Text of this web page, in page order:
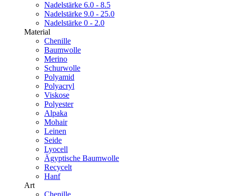
Nadelstärke 6.0 - 8.5
Nadelstärke 9.0 - 25.0
Nadelstärke 0 - 2.0
Material
Chenille
Baumwolle
Merino
Schurwolle
Polyamid
Polyacryl
Viskose
Polyester
Alpaka
Mohair
Leinen
Seide
Lyocell
Ägyptische Baumwolle
Recycelt
Hanf
Art
Chenille